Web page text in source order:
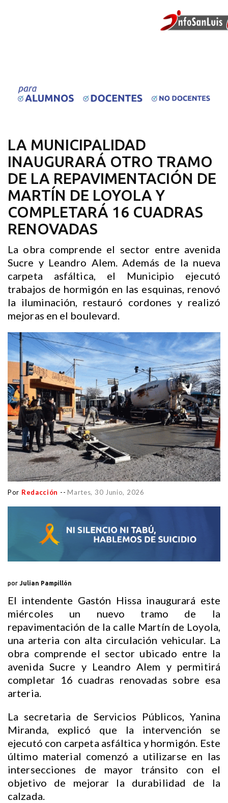
LA MUNICIPALIDAD
INAUGURARÁ OTRO TRAMO
DE LA REPAVIMENTACIÓN DE
MARTÍN DE LOYOLA Y
COMPLETARÁ 16 CUADRAS
RENOVADAS
La obra comprende el sector entre avenida
Sucre y Leandro Alem. Además de la nueva
carpeta asfáltica, el Municipio ejecutó
trabajos de hormigón en las esquinas, renovó
la iluminación, restauró cordones y realizó
mejoras en el boulevard.
Por Redacción -- Martes, 30 Junio, 2026
por Julian Pampillón
El intendente Gastón Hissa inaugurará este
miércoles un nuevo tramo de la
repavimentación de la calle Martín de Loyola,
una arteria con alta circulación vehicular. La
obra comprende el sector ubicado entre la
avenida Sucre y Leandro Alem y permitirá
completar 16 cuadras renovadas sobre esa
arteria.
La secretaria de Servicios Públicos, Yanina
Miranda, explicó que la intervención se
ejecutó con carpeta asfáltica y hormigón. Este
último material comenzó a utilizarse en las
intersecciones de mayor tránsito con el
objetivo de mejorar la durabilidad de la
calzada.